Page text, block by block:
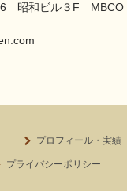
昭和ビル３F MBCO
プロフィール・実績
プライバシーポリシー